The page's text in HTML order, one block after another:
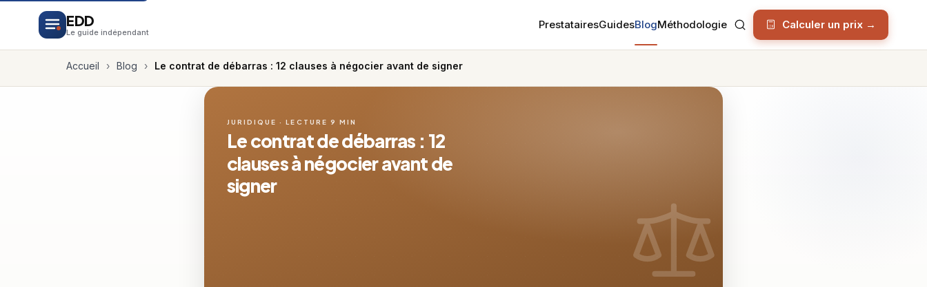
EDD
Le guide indépendant
PrestatairesGuidesBlogMéthodologie Calculer un prix →
Accueil › Blog › Le contrat de débarras : 12 clauses à négocier avant de signer
JURIDIQUE · LECTURE 9 MIN
Le contrat de débarras : 12
clauses à négocier avant de
signer